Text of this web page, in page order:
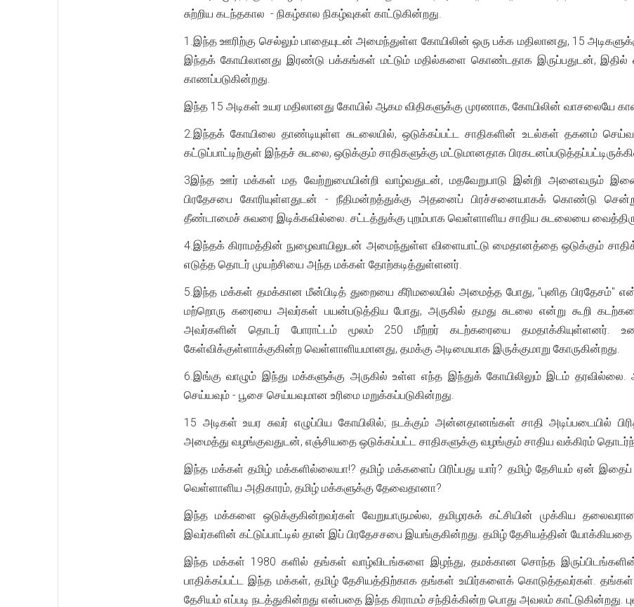
சுற்றிய கடந்தகால - நிகழ்கால நிகழ்வுகள் காட்டுகின்றது.
1.இந்த ஊரிற்கு செல்லும் பாதையுடன் அமைந்துள்ள கோயிலின் ஒரு பக்க மதிலானது, 15
இந்தக் கோயிலானது இரண்டு பக்கங்கள் மட்டும் மதில்களை கொண்டதாக இருப்பதுடன், இதில்
காணப்படுகின்றது.
இந்த 15 அடிகள் உயர மதிலானது கோயில் ஆகம விதிகளுக்கு முரணாக, கோயிலின் வாசலையே
2.இந்தக் கோயிலை தாண்டியுள்ள சுடலையில், ஒடுக்கப்பட்ட சாதிகளின் உடல்கள் தகனம்
கட்டுப்பாட்டிற்குள் இந்தச் சுடலை, ஒடுக்கும் சாதிகளுக்கு மட்டுமானதாக
3இந்த ஊர் மக்கள் மத வேற்றுமையின்றி வாழ்வதுடன், மதவேறுபாடு இன்றி அனைவரும்
பிரதேசபை கோரியுள்ளதுடன் - நீதிமன்றத்துக்கு அதனைப் பிரச்சனையாகக் கொண்டு
தீண்டாமைச் சுவரை இடிக்கவில்லை. சட்டத்துக்கு புறம்பாக வெள்ளாளிய சாதிய சுடலையை
4.இந்தக் கிராமத்தின் நுழைவாயிலுடன் அமைந்துள்ள விளையாட்டு மைதானத்தை ஒடுக்கும்
எடுத்த தொடர் முயற்சியை அந்த மக்கள் தோற்கடித்துள்ளனர்.
5.இந்த மக்கள் தமக்கான மீன்பிடித் துறையை கீரிமலையில் அமைத்த போது, "புனித பிரதேசம்"
மற்றொரு கரையை அவர்கள் பயன்படுத்திய போது, அருகில் தமது சுடலை என்று கூறி
அவர்களின் தொடர் போராட்டம் மூலம் 250 மீற்றர் கடற்கரையை தமதாக்கியுள்ளனர்.
கேள்விக்குள்ளாக்குகின்ற வெள்ளாளியமானது, தமக்கு அடிமையாக இருக்குமாறு கோருகின்றது.
6.இங்கு வாழும் இந்து மக்களுக்கு அருகில் உள்ள எந்த இந்துக் கோயிலிலும் இடம் தரவில்லை.
செய்யவும் - பூசை செய்யவுமான உரிமை மறுக்கப்படுகின்றது.
15 அடிகள் உயர சுவர் எழுப்பிய கோயிலில்; நடக்கும் அன்னதானங்கள் சாதி அடிப்படையில்
அமைத்து வழங்குவதுடன், எஞ்சியதை ஒடுக்கப்பட்ட சாதிகளுக்கு வழங்கும் சாதிய வக்கிரம்
இந்த மக்கள் தமிழ் மக்களில்லையா!? தமிழ் மக்களைப் பிரிப்பது யார்? தமிழ் தேசியம் ஏன்
வெள்ளாளிய அதிகாரம், தமிழ் மக்களுக்கு தேவைதானா?
இந்த மக்களை ஒடுக்குகின்றவர்கள் வேறுயாருமல்ல, தமிழரசுக் கட்சியின் முக்கிய
இவர்களின் கட்டுப்பாட்டில் தான் இப் பிரதேசசபை இயங்குகின்றது. தமிழ் தேசியத்தின்
இந்த மக்கள் 1980 களில் தங்கள் வாழ்விடங்களை இழந்து, தமக்கான சொந்த
பாதிக்கப்பட்ட இந்த மக்கள், தமிழ் தேசியத்திற்காக தங்கள் உயிர்களைக் கொடுத்தவர்கள்.
தேசியம் எப்படி நடத்துகின்றது என்பதை இந்த கிராமம் சந்திக்கின்ற பொது அவலம் காட்டுகின்றது.